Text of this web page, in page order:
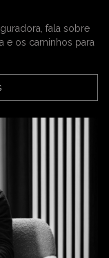
fala sobre
e os caminhos para